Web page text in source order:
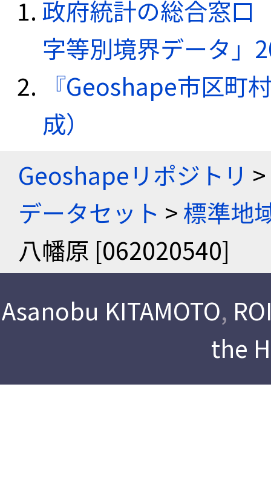
政府統計の総合窓口
字等別境界データ」
『Geoshape市区町
成）
Geoshapeリポジトリ >
データセット >標準地
八幡原 [062020540]
Asanobu KITAMOTO,
the